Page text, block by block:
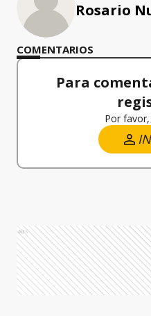
Rosario
COMENTARIOS
Para
Por
Ads